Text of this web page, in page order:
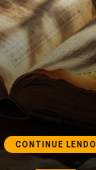
CONTINUE LENDO